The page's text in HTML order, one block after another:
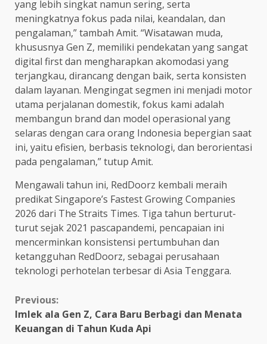
yang lebih singkat namun sering, serta
meningkatnya fokus pada nilai, keandalan, dan
pengalaman,” tambah Amit. “Wisatawan muda,
khususnya Gen Z, memiliki pendekatan yang sangat
digital first dan mengharapkan akomodasi yang
terjangkau, dirancang dengan baik, serta konsisten
dalam layanan. Mengingat segmen ini menjadi motor
utama perjalanan domestik, fokus kami adalah
membangun brand dan model operasional yang
selaras dengan cara orang Indonesia bepergian saat
ini, yaitu efisien, berbasis teknologi, dan berorientasi
pada pengalaman,” tutup Amit.
Mengawali tahun ini, RedDoorz kembali meraih
predikat Singapore’s Fastest Growing Companies
2026 dari The Straits Times. Tiga tahun berturut-
turut sejak 2021 pascapandemi, pencapaian ini
mencerminkan konsistensi pertumbuhan dan
ketangguhan RedDoorz, sebagai perusahaan
teknologi perhotelan terbesar di Asia Tenggara.
Continue
Reading
Previous:
Imlek ala Gen Z, Cara Baru Berbagi dan Menata
Keuangan di Tahun Kuda Api